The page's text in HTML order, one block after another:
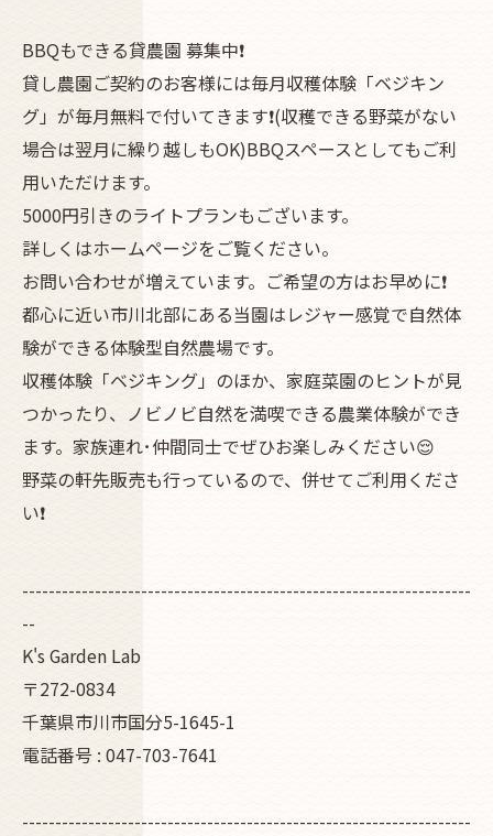
BBQもできる貸農園 募集中❗
貸し農園ご契約のお客様には毎月収穫体験「ベジキン
グ」が毎月無料で付いてきます❗(収穫できる野菜がない
場合は翌月に繰り越しもOK)BBQスペースとしてもご利
用いただけます。
5000円引きのライトプランもございます。
詳しくはホームページをご覧ください。
お問い合わせが増えています。ご希望の方はお早めに❗
都心に近い市川北部にある当園はレジャー感覚で自然体
験ができる体験型自然農場です。
収穫体験「ベジキング」のほか、家庭菜園のヒントが見
つかったり、ノビノビ自然を満喫できる農業体験ができ
ます。家族連れ･仲間同士でぜひお楽しみください😌
野菜の軒先販売も行っているので、併せてご利用くださ
い❗
--------------------------------------------------------------------
--
K's Garden Lab
〒272-0834
千葉県市川市国分5-1645-1
電話番号 : 047-703-7641
--------------------------------------------------------------------